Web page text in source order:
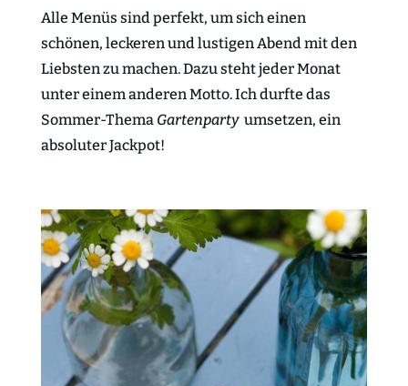
Alle Menüs sind perfekt, um sich einen
schönen, leckeren und lustigen Abend mit den
Liebsten zu machen. Dazu steht jeder Monat
unter einem anderen Motto. Ich durfte das
Sommer-Thema Gartenpartyumsetzen, ein
absoluter Jackpot!